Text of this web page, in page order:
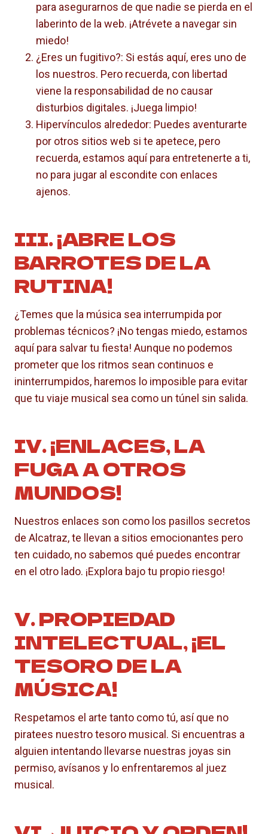
para asegurarnos de que nadie se pierda en el
laberinto de la web. ¡Atrévete a navegar sin
miedo!
¿Eres un fugitivo?: Si estás aquí, eres uno de
los nuestros. Pero recuerda, con libertad
viene la responsabilidad de no causar
disturbios digitales. ¡Juega limpio!
Hipervínculos alrededor: Puedes aventurarte
por otros sitios web si te apetece, pero
recuerda, estamos aquí para entretenerte a ti,
no para jugar al escondite con enlaces
ajenos.
III. ¡ABRE LOS
BARROTES DE LA
RUTINA!
¿Temes que la música sea interrumpida por
problemas técnicos? ¡No tengas miedo, estamos
aquí para salvar tu fiesta! Aunque no podemos
prometer que los ritmos sean continuos e
ininterrumpidos, haremos lo imposible para evitar
que tu viaje musical sea como un túnel sin salida.
IV. ¡ENLACES, LA
FUGA A OTROS
MUNDOS!
Nuestros enlaces son como los pasillos secretos
de Alcatraz, te llevan a sitios emocionantes pero
ten cuidado, no sabemos qué puedes encontrar
en el otro lado. ¡Explora bajo tu propio riesgo!
V. PROPIEDAD
INTELECTUAL, ¡EL
TESORO DE LA
MÚSICA!
Respetamos el arte tanto como tú, así que no
piratees nuestro tesoro musical. Si encuentras a
alguien intentando llevarse nuestras joyas sin
permiso, avísanos y lo enfrentaremos al juez
musical.